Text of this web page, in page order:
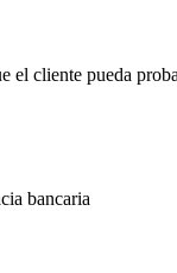
el cliente pueda
bancaria